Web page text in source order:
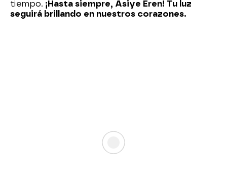
tiempo. ¡Hasta siempre, Asiye Eren! Tu luz
seguirá brillando en nuestros corazones.